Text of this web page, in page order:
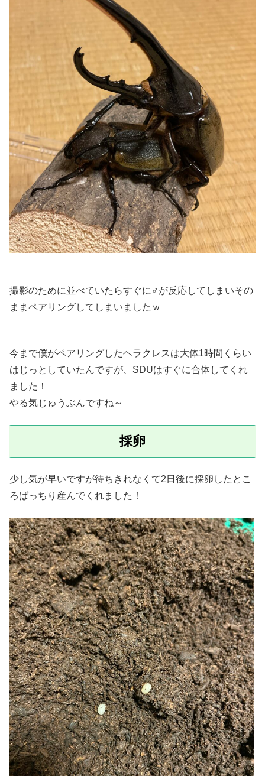
撮影のために並べていたらすぐに♂が反応してしまいその
ままペアリングしてしまいましたｗ
今まで僕がペアリングしたヘラクレスは大体1時間くらい
はじっとしていたんですが、SDUはすぐに合体してくれ
ました！
やる気じゅうぶんですね～
採卵
少し気が早いですが待ちきれなくて2日後に採卵したとこ
ろばっちり産んでくれました！